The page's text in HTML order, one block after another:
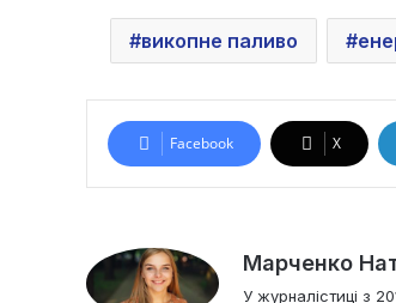
викопне паливо
Facebook X
Марченко
У журналістиці з